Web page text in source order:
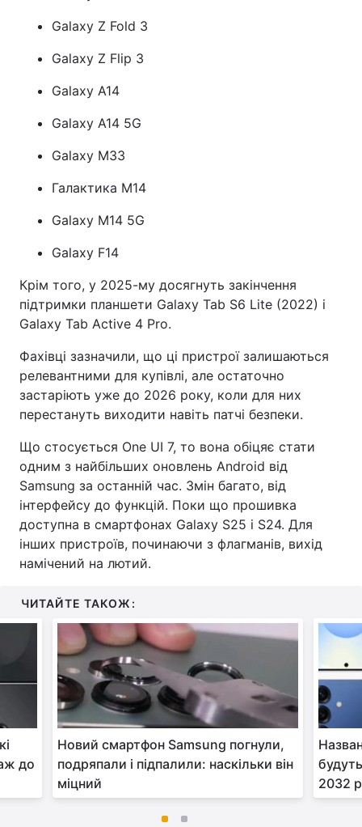
Galaxy Z Fold 3
Galaxy Z Flip 3
Galaxy A14
Galaxy A14 5G
Galaxy M33
Галактика M14
Galaxy M14 5G
Galaxy F14
Крім того, у 2025-му досягнуть закінчення
підтримки планшети Galaxy Tab S6 Lite (2022) і
Galaxy Tab Active 4 Pro.
Фахівці зазначили, що ці пристрої залишаються
релевантними для купівлі, але остаточно
застаріють уже до 2026 року, коли для них
перестануть виходити навіть патчі безпеки.
Що стосується One UI 7, то вона обіцяє стати
одним з найбільших оновлень Android від
Samsung за останній час. Змін багато, від
інтерфейсу до функцій. Поки що прошивка
доступна в смартфонах Galaxy S25 і S24. Для
інших пристроїв, починаючи з флагманів, вихід
намічений на лютий.
ЧИТАЙТЕ ТАКОЖ:
до
Новий смартфон Samsung погнули,
подряпали і підпалили: наскільки він
міцний
2032